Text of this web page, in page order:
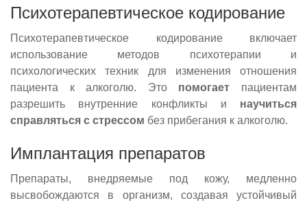
Психотерапевтическое кодирование
Психотерапевтическое кодирование включает
использование методов психотерапии и
психологических техник для изменения отношения
пациента к алкоголю. Это помогает пациентам
разрешить внутренние конфликты и научиться
справляться с стрессом без прибегания к алкоголю.
Имплантация препаратов
Препараты, внедряемые под кожу, медленно
высвобождаются в организм, создавая устойчивый